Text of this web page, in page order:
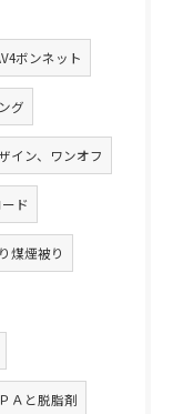
ボンネット
グ
イン、ワンオフ
ド
煤煙被り
Ａと脱脂剤